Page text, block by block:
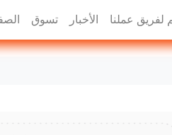
تسوق الأخبار لفريق عملنا